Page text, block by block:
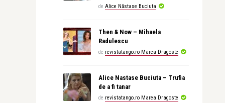
de Alice Năstase Buciuta
Then & Now – Mihaela
Radulescu
de revistatango.ro Marea Dragoste
Alice Nastase Buciuta – Trufia
de a fi tanar
de revistatango.ro Marea Dragoste